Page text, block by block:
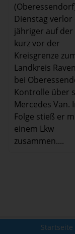
Dienstag verlor
jähriger auf der
kurz vor der
Kreisgrenze
Landkreis
bei
Kontrolle über
Mercedes Van.
Folge stieß er
einem Lkw
zusammen....
Startseite